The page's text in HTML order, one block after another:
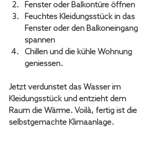
Fenster oder Balkontüre öffnen
Feuchtes Kleidungsstück in das
Fenster oder den Balkoneingang
spannen
Chillen und die kühle Wohnung
geniessen.
Jetzt verdunstet das Wasser im
Kleidungsstück und entzieht dem
Raum die Wärme. Voilà, fertig ist die
selbstgemachte Klimaanlage.